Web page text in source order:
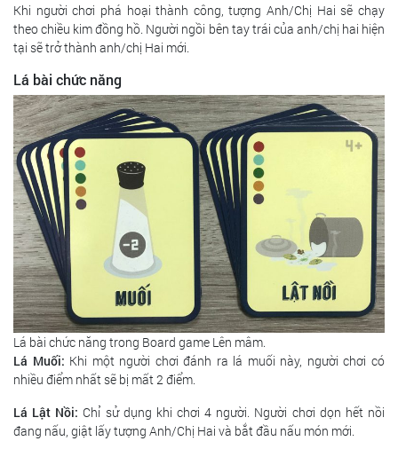
Khi người chơi phá hoại thành công, tượng Anh/Chị Hai sẽ chạy
theo chiều kim đồng hồ. Người ngồi bên tay trái của anh/chị hai hiện
tại sẽ trở thành anh/chị Hai mới.
Lá bài chức năng
Lá bài chức năng trong Board game Lên mâm.
Lá Muối: Khi một người chơi đánh ra lá muối này, người chơi có
nhiều điểm nhất sẽ bị mất 2 điểm.
Lá Lật Nồi: Chỉ sử dụng khi chơi 4 người. Người chơi dọn hết nồi
đang nấu, giật lấy tượng Anh/Chị Hai và bắt đầu nấu món mới.